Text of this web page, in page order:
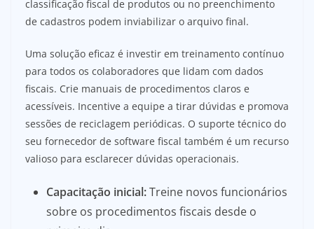
classificação fiscal de produtos ou no preenchimento
de cadastros podem inviabilizar o arquivo final.
Uma solução eficaz é investir em treinamento contínuo
para todos os colaboradores que lidam com dados
fiscais. Crie manuais de procedimentos claros e
acessíveis. Incentive a equipe a tirar dúvidas e promova
sessões de reciclagem periódicas. O suporte técnico do
seu fornecedor de software fiscal também é um recurso
valioso para esclarecer dúvidas operacionais.
Capacitação inicial:Treine novos funcionários
sobre os procedimentos fiscais desde o